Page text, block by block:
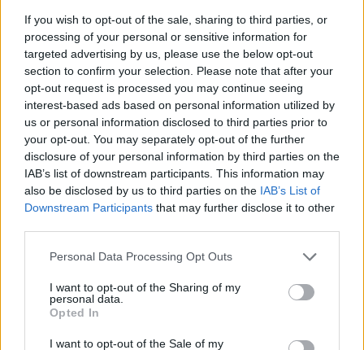
If you wish to opt-out of the sale, sharing to third parties, or
processing of your personal or sensitive information for
targeted advertising by us, please use the below opt-out
section to confirm your selection. Please note that after your
opt-out request is processed you may continue seeing
interest-based ads based on personal information utilized by
us or personal information disclosed to third parties prior to
your opt-out. You may separately opt-out of the further
disclosure of your personal information by third parties on the
IAB’s list of downstream participants. This information may
also be disclosed by us to third parties on the IAB’s List of
Downstream Participants that may further disclose it to other
Please note that this website/app uses one or more Google
not limited to your visit or usage behaviour. You may click to
grant or deny consent to Google and its third-party tags to
use your data for below specified purposes in below Google
consent section.
Personal Data Processing Opt Outs
I want to opt-out of the Sharing of my
personal data.
Opted In
I want to opt-out of the Sale of my
domande abassa pressioneche offrono una via
d’uscita elegante: “Prendiamo aria insieme?”; se
arriva un no con alternativa (“più tardi, quando
finisco qui”), possibile interesse; un no secco e
ripetuto è chiaro. Ridurre il rumore contestuale:
spostarsi in un
luogo più calmo
e osservare se
sguardo, orientamento e distanza reggono. Infine,
rendere esplicita una micro-intenzione: “Mi piace
parlare con te, ti va di sentirci?”; la risposta
AUTORE
Beatrice Bonaventura